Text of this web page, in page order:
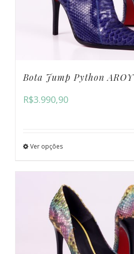
Bota Jump Python AROY
R$3.990,90
Ver opções